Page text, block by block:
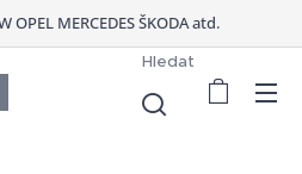
OPEL MERCEDES ŠKODA atd.
Hledat